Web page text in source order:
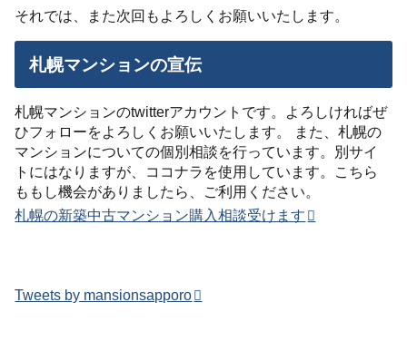
それでは、また次回もよろしくお願いいたします。
札幌マンションの宣伝
札幌マンションのtwitterアカウントです。よろしければぜ
ひフォローをよろしくお願いいたします。 また、札幌の
マンションについての個別相談を行っています。別サイ
トにはなりますが、ココナラを使用しています。こちら
ももし機会がありましたら、ご利用ください。
札幌の新築中古マンション購入相談受けます
Tweets by mansionsapporo